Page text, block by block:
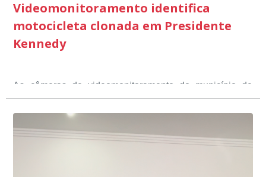
Videomonitoramento identifica
motocicleta clonada em Presidente
Kennedy
As câmeras de videomonitoramento do município de
Presidente Kennedy identificaram neste fim de semana,
01 de junho, uma motocicleta com indícios de
adulteração, imediatamente, a central de
videomonitoramento acionou a Guarda Civil Municipal,
Durante a abordagem a adulteração foi comprovada,
através da conferência do Chassi, a motocicleta, bem